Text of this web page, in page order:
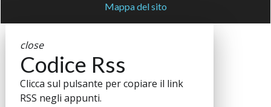
Mappa del sito
close
Codice Rss
Clicca sul pulsante per copiare il link
RSS negli appunti.